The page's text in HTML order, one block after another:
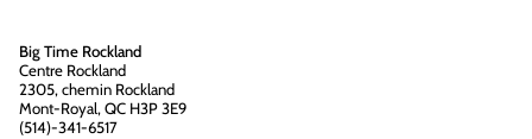
Big Time Rockland
Centre Rockland
2305, chemin Rockland
Mont-Royal, QC H3P 3E9
(514)-341-6517